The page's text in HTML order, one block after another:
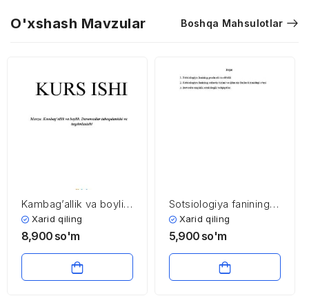
O'xshash Mavzular Boshqa Mahsulotlar
Kambag’allik va boylik.
Daromadlar
tabaqalanishi va
Xarid qiling
8,900 so'm
Sotsiologiya fanining
nazariy asoslari
Xarid qiling
5,900 so'm